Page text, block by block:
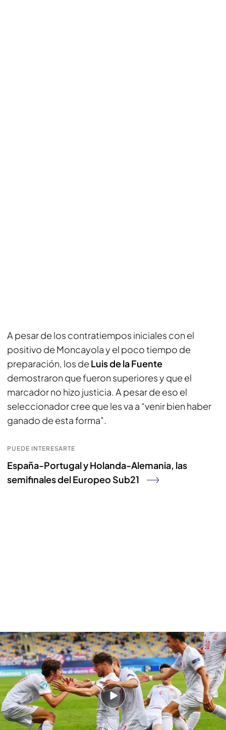
A pesar de los contratiempos iniciales con el
positivo de Moncayola y el poco tiempo de
preparación, los de Luis de la Fuente
demostraron que fueron superiores y que el
marcador no hizo justicia. A pesar de eso el
seleccionador cree que les va a “venir bien haber
ganado de esta forma".
PUEDE INTERESARTE
España-Portugal y Holanda-Alemania, las
semifinales del Europeo Sub21
Los goles del España-Croacia